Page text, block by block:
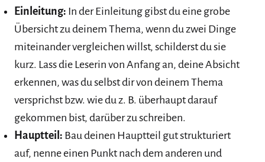
Einleitung: In der Einleitung gibst du eine grobe
Übersicht zu deinem Thema, wenn du zwei Dinge
miteinander vergleichen willst, schilderst du sie
kurz. Lass die Leserin von Anfang an, deine Absicht
erkennen, was du selbst dir von deinem Thema
versprichst bzw. wie du z. B. überhaupt darauf
gekommen bist, darüber zu schreiben.
Hauptteil: Bau deinen Hauptteil gut strukturiert
auf, nenne einen Punkt nach dem anderen und